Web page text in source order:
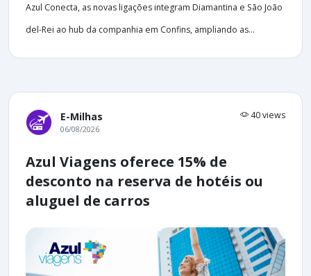
Azul Conecta, as novas ligações integram Diamantina e São João
del-Rei ao hub da companhia em Confins, ampliando as...
E-Milhas 40 views
06/08/2026
Azul Viagens oferece 15% de
desconto na reserva de hotéis ou
aluguel de carros